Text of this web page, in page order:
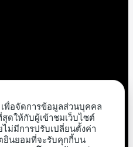
พื่อจัดการข้อมูลส่วนบุคคล
ดให้กับผู้เข้าชมเว็บไซต์
ไม่มีการปรับเปลี่ยนตั้งค่า
ยินยอมที่จะรับคุกกี้บน